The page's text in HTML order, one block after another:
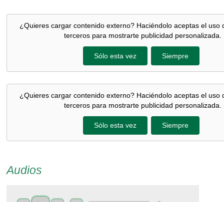
¿Quieres cargar contenido externo? Haciéndolo aceptas el uso
terceros para mostrarte publicidad personalizada.
Sólo esta vez Siempre
¿Quieres cargar contenido externo? Haciéndolo aceptas el uso
terceros para mostrarte publicidad personalizada.
Sólo esta vez Siempre
Audios